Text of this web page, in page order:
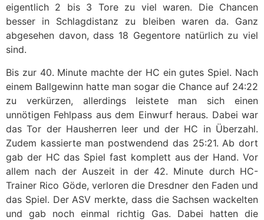
eigentlich 2 bis 3 Tore zu viel waren. Die Chancen
besser in Schlagdistanz zu bleiben waren da. Ganz
abgesehen davon, dass 18 Gegentore natürlich zu viel
sind.
Bis zur 40. Minute machte der HC ein gutes Spiel. Nach
einem Ballgewinn hatte man sogar die Chance auf 24:22
zu verkürzen, allerdings leistete man sich einen
unnötigen Fehlpass aus dem Einwurf heraus. Dabei war
das Tor der Hausherren leer und der HC in Überzahl.
Zudem kassierte man postwendend das 25:21. Ab dort
gab der HC das Spiel fast komplett aus der Hand. Vor
allem nach der Auszeit in der 42. Minute durch HC-
Trainer Rico Göde, verloren die Dresdner den Faden und
das Spiel. Der ASV merkte, dass die Sachsen wackelten
und gab noch einmal richtig Gas. Dabei hatten die